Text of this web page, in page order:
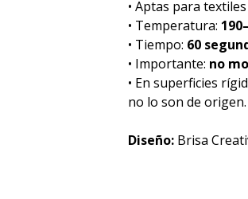
• Aptas para
• Temperatura:
• Tiempo: 60
• Importante: no
• En superficies
no lo son de origen.
Diseño: Brisa